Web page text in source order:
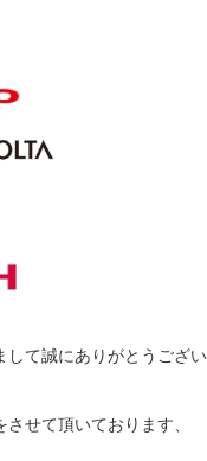
して誠にありがとうござい
せて頂いております、